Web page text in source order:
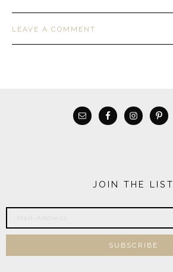
LEAVE A COMMENT
JOIN THE LIST